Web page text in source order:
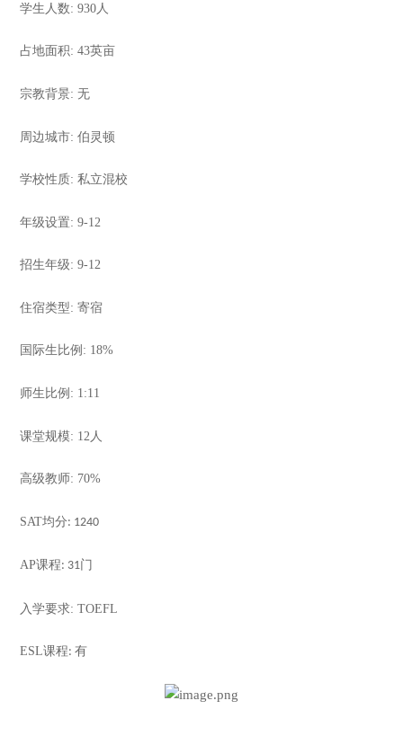
学生人数: 930 人
占地面积: 43英亩
宗教背景:无
周边城市:伯灵顿
学校性质:私立混校
年级设置: 9-12
招生年级: 9-12
住宿类型:寄宿
国际生比例 : 18%
师生比例 : 1:11
课堂规模: 12 人
高级教师: 70%
SAT均分: 1240
AP课程: 31门
入学要求: TOEFL
ESL课程:有